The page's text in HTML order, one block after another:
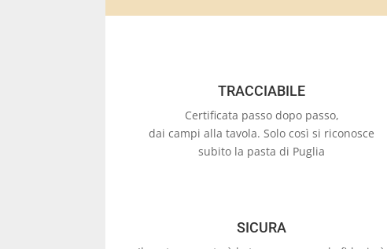
TRACCIABILE
Certificata passo dopo passo,
dai campi alla tavola. Solo così si riconosce
subito la pasta di Puglia
SICURA